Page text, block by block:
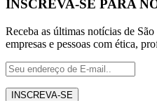
INSCREVA-SE PARA
Receba as últimas notícias de
empresas e pessoas com ética,